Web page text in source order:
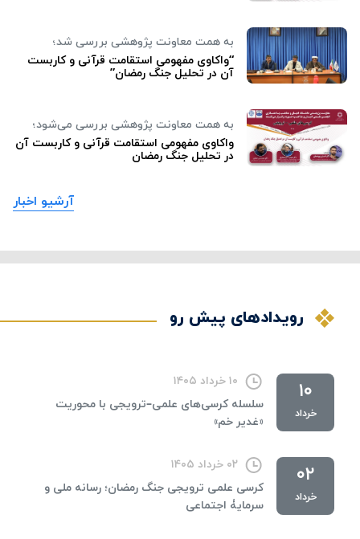
به همت معاونت پژوهشی بررسی شد؛
“واکاوی مفهومی استقامت قرآنی و کاربست
آن در تحلیل جنگ رمضان”
به همت معاونت پژوهشی بررسی می‌شود؛
واکاوی مفهومی استقامت قرآنی و کاربست آن
در تحلیل جنگ رمضان
آرشیو اخبار
رویدادهای پیش رو
۱۰
خرداد
۱۰ خرداد ۱۴۰۵
سلسله کرسی‌های علمی–ترویجی با محوریت
«غدیر خم»
۰۲
خرداد
۰۲ خرداد ۱۴۰۵
کرسی علمی ترویجی جنگ رمضان؛ رسانه ملی و
سرمایۀ اجتماعی